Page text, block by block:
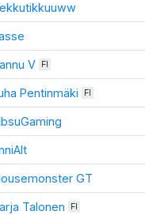
V FI
Pentinmäki FI
GT
Talonen FI